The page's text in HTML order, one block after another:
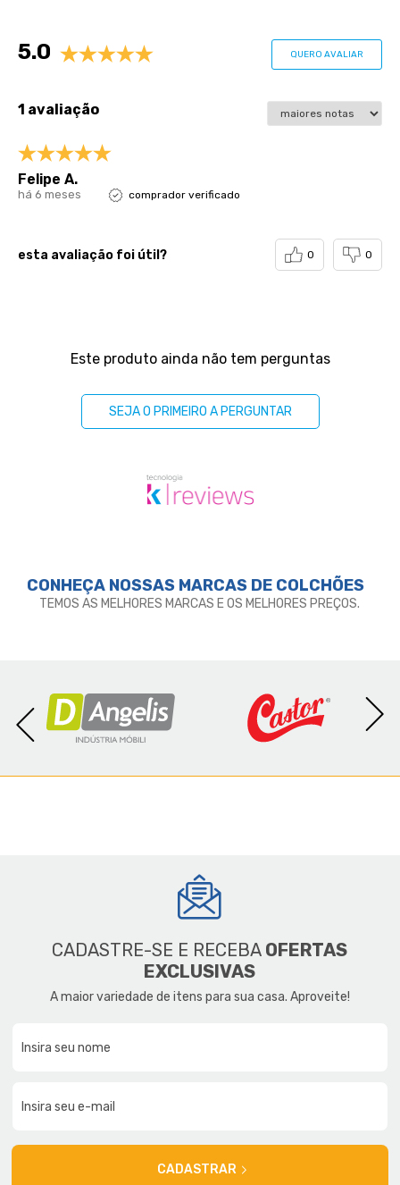
5.0 QUERO AVALIAR
1 avaliação
Felipe A.
há 6 meses comprador verificado
esta avaliação foi útil? 0 0
Este produto ainda não tem perguntas
SEJA O PRIMEIRO A PERGUNTAR
CONHEÇA NOSSAS MARCAS DE COLCHÕES
TEMOS AS MELHORES MARCAS E OS MELHORES PREÇOS.
CADASTRE-SE E RECEBA OFERTAS
EXCLUSIVAS
A maior variedade de itens para sua casa. Aproveite!
CADASTRAR